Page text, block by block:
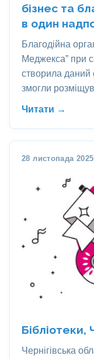
бізнес та
в один
Благодійна
Меджекса” при
створила даний
змогли
Читати →
28 листопада 2025
Бібліотеки,
Чернігівська